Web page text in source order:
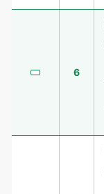
6